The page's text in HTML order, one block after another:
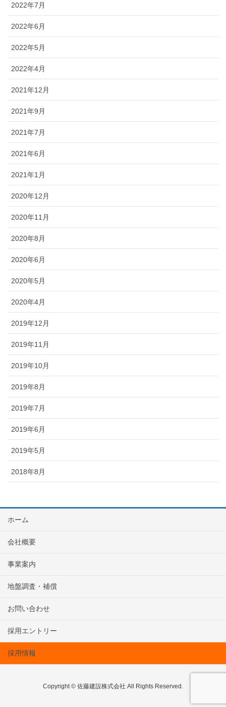
2022年7月
2022年6月
2022年5月
2022年4月
2021年12月
2021年9月
2021年7月
2021年6月
2021年1月
2020年12月
2020年11月
2020年8月
2020年6月
2020年5月
2020年4月
2019年12月
2019年11月
2019年10月
2019年8月
2019年7月
2019年6月
2019年5月
2018年8月
ホーム
会社概要
事業案内
地盤調査・補償
お問い合わせ
採用エントリー
採用情報
Copyright © 佐藤建設株式会社 All Rights Reserved.